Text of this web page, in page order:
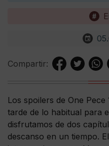
Compartir:
Los spoilers de One
tarde de lo habitual para
disfrutamos de dos
descanso en un tiempo.